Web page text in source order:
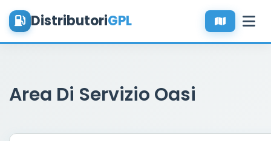
DistributoriGPL
Area Di Servizio Oasi